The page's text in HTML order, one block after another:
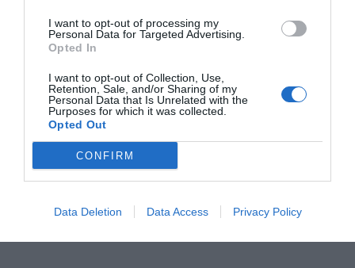
I want to opt-out of processing my
Personal Data for Targeted Advertising.
Opted In
I want to opt-out of Collection, Use,
Retention, Sale, and/or Sharing of my
Personal Data that Is Unrelated with the
Purposes for which it was collected.
Opted Out
CONFIRM
Data Deletion Data Access Privacy Policy